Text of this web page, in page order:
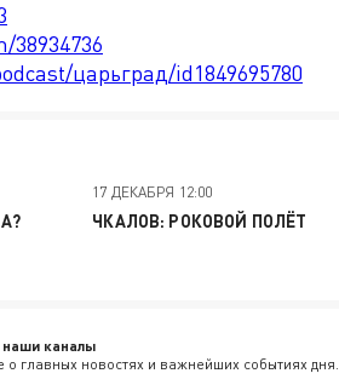
царьград/id1849695780
17 ДЕКАБРЯ 12:00
ЧКАЛОВ: РОКОВОЙ ПОЛЁТ
наши каналы
о главных новостях и важнейших событиях дня.